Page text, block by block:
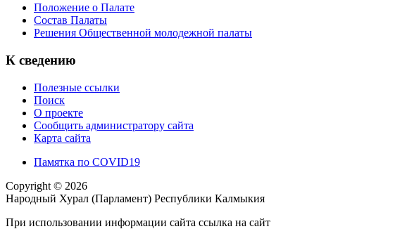
Положение о Палате
Состав Палаты
Решения Общественной молодежной палаты
К сведению
Полезные ссылки
Поиск
О проекте
Сообщить администратору сайта
Карта сайта
Памятка по COVID19
Copyright © 2026
Народный Хурал (Парламент) Республики Калмыкия
При использовании информации сайта ссылка на сайт